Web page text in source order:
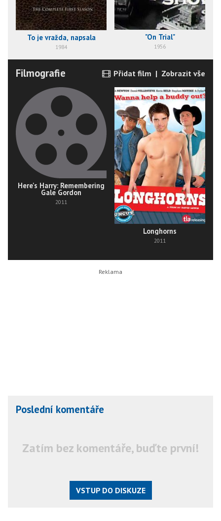
To je vražda, napsala
1984
"On Trial"
1956
Filmografie Přidat film | Zobrazit vše
Here's Harry: Remembering
Gale Gordon
2011
Longhorns
2011
Poslední komentáře
Zatím bez komentáře, buďte první!
VSTUP DO DISKUZE